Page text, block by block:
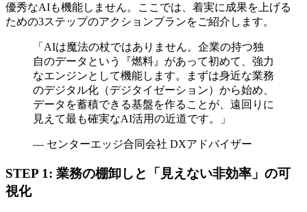
優秀なAIも機能しません。ここでは、着実に成果を上げる
ための3ステップのアクションプランをご紹介します。
「AIは魔法の杖ではありません。企業の持つ独
自のデータという『燃料』があって初めて、強力
なエンジンとして機能します。まずは身近な業務
のデジタル化（デジタイゼーション）から始め、
データを蓄積できる基盤を作ることが、遠回りに
見えて最も確実なAI活用の近道です。」
— センターエッジ合同会社 DXアドバイザー
STEP 1: 業務の棚卸しと「見えない非効率」の可
視化